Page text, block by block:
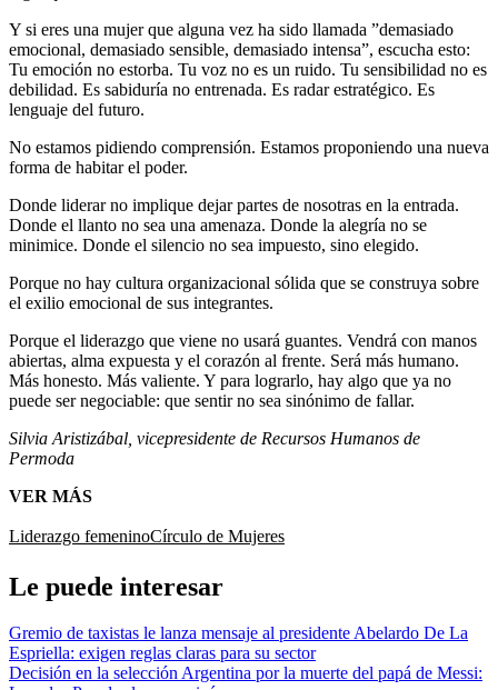
Y si eres una mujer que alguna vez ha sido llamada ”demasiado
emocional, demasiado sensible, demasiado intensa”, escucha esto:
Tu emoción no estorba. Tu voz no es un ruido. Tu sensibilidad no es
debilidad. Es sabiduría no entrenada. Es radar estratégico. Es
lenguaje del futuro.
No estamos pidiendo comprensión. Estamos proponiendo una nueva
forma de habitar el poder.
Donde liderar no implique dejar partes de nosotras en la entrada.
Donde el llanto no sea una amenaza. Donde la alegría no se
minimice. Donde el silencio no sea impuesto, sino elegido.
Porque no hay cultura organizacional sólida que se construya sobre
el exilio emocional de sus integrantes.
Porque el liderazgo que viene no usará guantes. Vendrá con manos
abiertas, alma expuesta y el corazón al frente. Será más humano.
Más honesto. Más valiente. Y para lograrlo, hay algo que ya no
puede ser negociable: que sentir no sea sinónimo de fallar.
Silvia Aristizábal, vicepresidente de Recursos Humanos de
Permoda
VER MÁS
Liderazgo femeninoCírculo de Mujeres
Le puede interesar
Gremio de taxistas le lanza mensaje al presidente Abelardo De La
Espriella: exigen reglas claras para su sector
Decisión en la selección Argentina por la muerte del papá de Messi: